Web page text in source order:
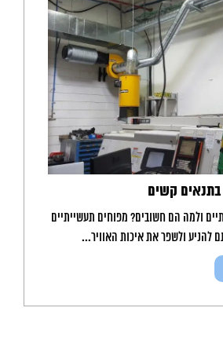
בתנאים קשים
ולמה הם חשובים? מפוחים תעשייתיים
להניע ולשפר את איכות האוויר...